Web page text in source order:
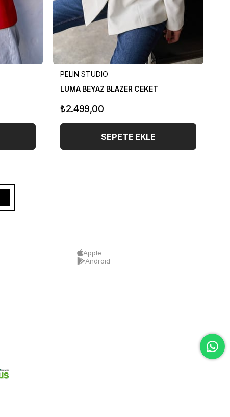
PELIN STUDIO
LUMA BEYAZ BLAZER CEKET
₺2.499,00
SEPETE EKLE
Apple
Android